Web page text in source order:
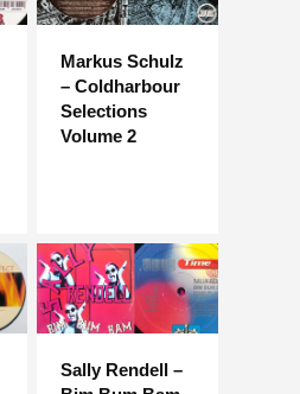
Markus Schulz
– Coldharbour
Selections
Volume 2
Sally Rendell –